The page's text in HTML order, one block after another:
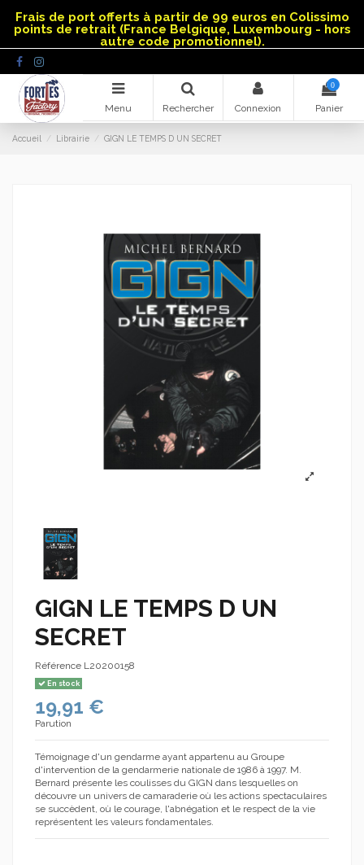
Frais de port offerts à partir de 99 euros en Colissimo
points de retrait (France Belgique, Luxembourg - hors
autre code promotionnel).
Menu Rechercher Connexion
0
Panier
Accueil Librairie GIGN LE TEMPS D UN SECRET
GIGN LE TEMPS D UN
SECRET
Référence L20200158
En stock
19,91 €
Parution
Témoignage d'un gendarme ayant appartenu au Groupe
d'intervention de la gendarmerie nationale de 1986 à 1997. M.
Bernard présente les coulisses du GIGN dans lesquelles on
découvre un univers de camaraderie où les actions spectaculaires
se succèdent, où le courage, l'abnégation et le respect de la vie
représentent les valeurs fondamentales.